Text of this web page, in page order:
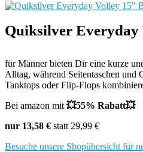
Quiksilver Everyday
für Männer bieten Dir eine kurze
Alltag, während Seitentaschen und
Tanktops oder Flip-Flops
Bei amazon mit 💥55% Rabatt💥
nur 13,58 € statt 29,99 €
Besuche unsere Shopübersicht für